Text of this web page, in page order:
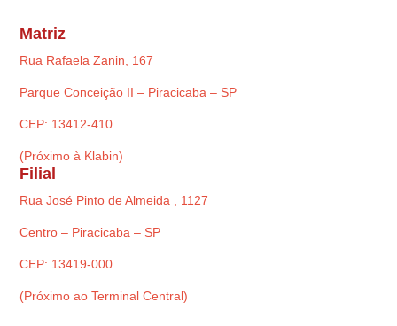
Matriz
Rua Rafaela Zanin, 167
Parque Conceição II – Piracicaba – SP
CEP: 13412-410
(Próximo à Klabin)
Filial
Rua José Pinto de Almeida , 1127
Centro – Piracicaba – SP
CEP: 13419-000
(Próximo ao Terminal Central)